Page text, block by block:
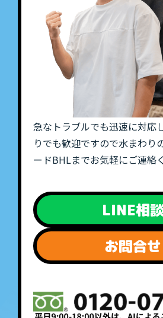
急なトラブルでも迅速に対応
りでも歓迎ですので水まわり
ードBHLまでお気軽にご連絡
LINE相
お問合せ